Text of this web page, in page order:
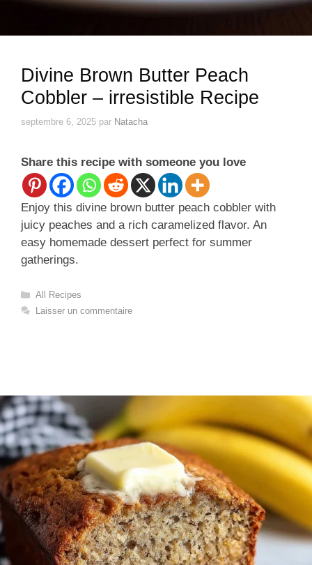
Divine Brown Butter Peach
Cobbler – irresistible Recipe
septembre 6, 2025 par Natacha
Share this recipe with someone you love
Enjoy this divine brown butter peach cobbler with
juicy peaches and a rich caramelized flavor. An
easy homemade dessert perfect for summer
gatherings.
Catégories
All Recipes
Laisser un commentaire